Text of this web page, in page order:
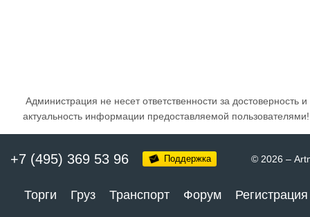
Администрация не несет ответственности за достоверность и
актуальность информации предоставляемой пользователями!
+7 (495) 369 53 96 Поддержка © 2026 –
Торги Груз Транспорт Форум Регистрация